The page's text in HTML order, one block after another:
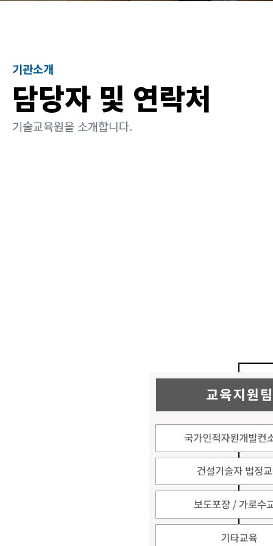
기관소개
담당자 및 연락처
기술교육원을 소개합니다.